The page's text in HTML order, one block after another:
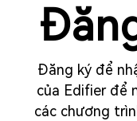
Đăng ký để
của Edifier để
các chương